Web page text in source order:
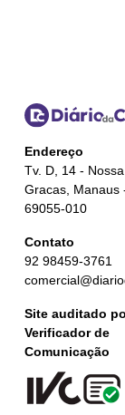
Endereço
Tv. D, 14 -
Gracas, Manaus
69055-010
Contato
92 98459-3761
Site auditado
Verificador de
Comunicação